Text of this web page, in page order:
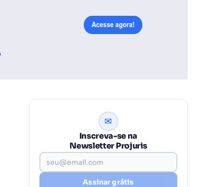
✉
Inscreva-se na
Newsletter Projuris
Assinar grátis